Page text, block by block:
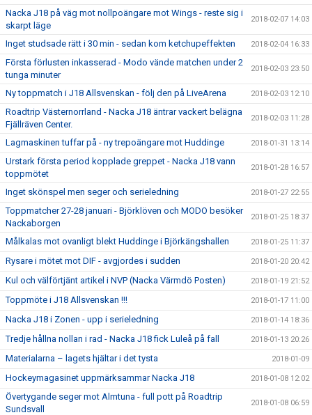
Nacka J18 på väg mot nollpoängare mot Wings - reste sig i
skarpt läge
2018-02-07 14:03
Inget studsade rätt i 30 min - sedan kom ketchupeffekten 2018-02-04 16:33
Första förlusten inkasserad - Modo vände matchen under 2
tunga minuter
2018-02-03 23:50
Ny toppmatch i J18 Allsvenskan - följ den på LiveArena 2018-02-03 12:10
Roadtrip Västernorrland - Nacka J18 äntrar vackert belägna
Fjällräven Center.
2018-02-03 11:28
Lagmaskinen tuffar på - ny trepoängare mot Huddinge 2018-01-31 13:14
Urstark första period kopplade greppet - Nacka J18 vann
toppmötet
2018-01-28 16:57
Inget skönspel men seger och serieledning 2018-01-27 22:55
Toppmatcher 27-28 januari - Björklöven och MODO besöker
Nackaborgen
2018-01-25 18:37
Målkalas mot ovanligt blekt Huddinge i Björkängshallen 2018-01-25 11:37
Rysare i mötet mot DIF - avgjordes i sudden 2018-01-20 20:42
Kul och välförtjänt artikel i NVP (Nacka Värmdö Posten) 2018-01-19 21:52
Toppmöte i J18 Allsvenskan !!! 2018-01-17 11:00
Nacka J18 i Zonen - upp i serieledning 2018-01-14 18:36
Tredje hållna nollan i rad - Nacka J18 fick Luleå på fall 2018-01-13 20:26
Materialarna – lagets hjältar i det tysta 2018-01-09
Hockeymagasinet uppmärksammar Nacka J18 2018-01-08 12:02
Övertygande seger mot Almtuna - full pott på Roadtrip
Sundsvall
2018-01-08 06:59